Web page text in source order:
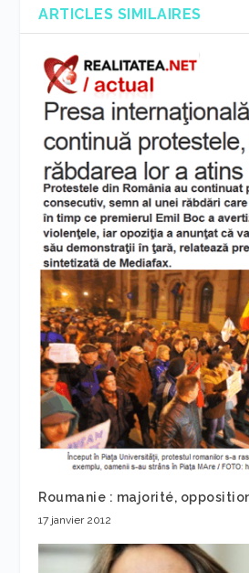
ARTICLES SIMILAIRES
Roumanie : majorité,
17 janvier 2012